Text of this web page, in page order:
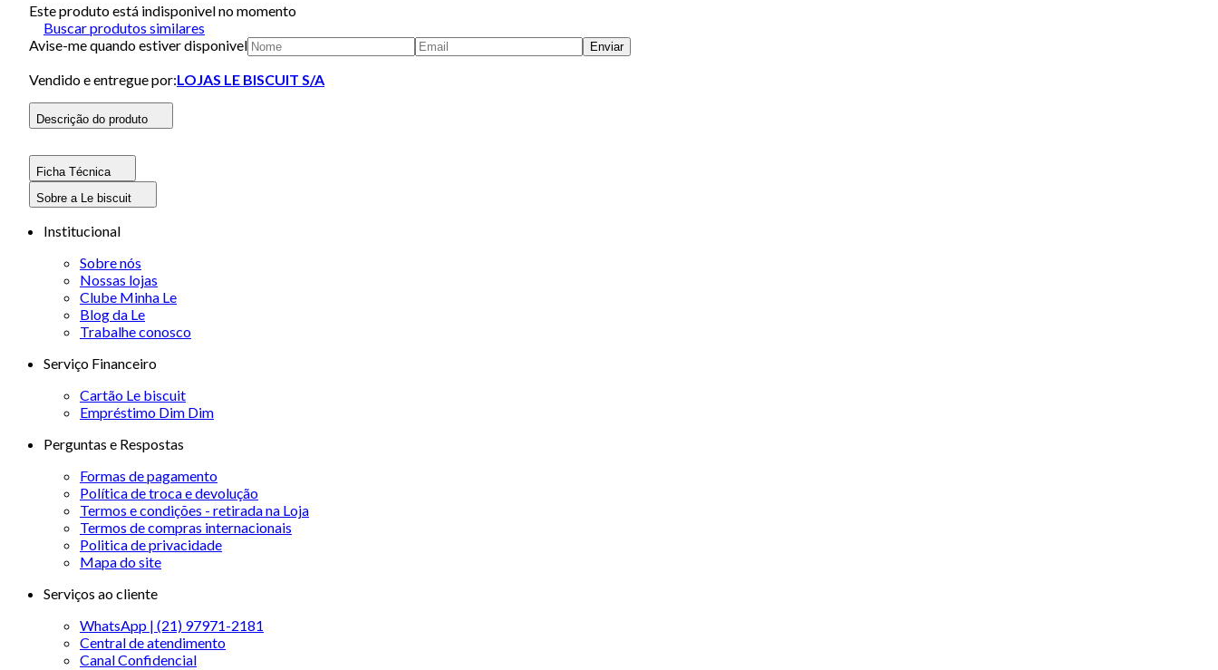
Este produto está indisponivel no momento
Buscar produtos similares
Avise-me quando estiver disponivel
Enviar
Vendido e entregue por:LOJAS LE BISCUIT S/A
Descrição do produto
Ficha Técnica
Sobre a Le biscuit
Institucional
Sobre nós
Nossas lojas
Clube Minha Le
Blog da Le
Trabalhe conosco
Serviço Financeiro
Cartão Le biscuit
Empréstimo Dim Dim
Perguntas e Respostas
Formas de pagamento
Política de troca e devolução
Termos e condições - retirada na Loja
Termos de compras internacionais
Politica de privacidade
Mapa do site
Serviços ao cliente
WhatsApp | (21) 97971-2181
Central de atendimento
Canal Confidencial